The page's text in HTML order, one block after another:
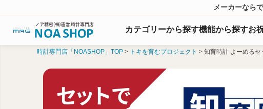
メーカーなら
カテゴリーから探す機能から探すお
時計専門店「NOASHOP」TOP トキを育むプロジェクト 知育時計 よーめるセ